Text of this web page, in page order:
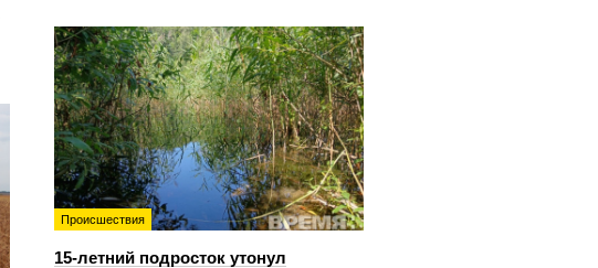
Происшествия
15-летний подросток утонул